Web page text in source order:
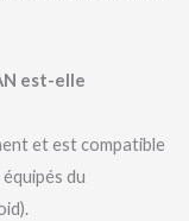
est-elle
et est compatible
du